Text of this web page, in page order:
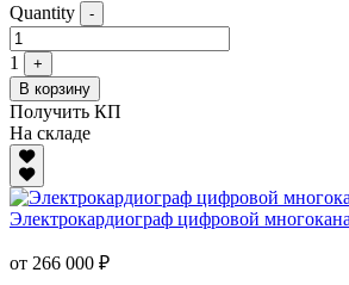
Quantity
-
1
+
В корзину
Получить КП
На складе
Электрокардиограф цифровой
от 266 000 ₽